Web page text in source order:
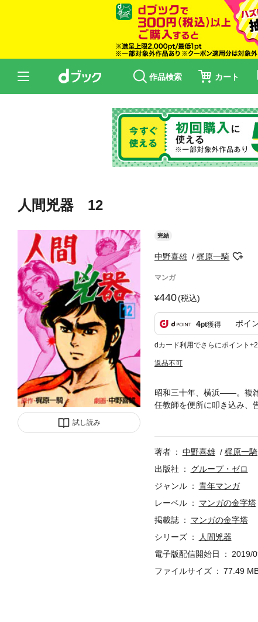
作品検索 カート
人間兇器 12
試し読み
完結
中野喜雄 梶原一騎
マンガ
440(税込)
4pt獲得 ポイ
dカード利用でさらにポイント
返品不可
昭和三十年、横浜――。複
任教師を便所に叩き込み、
したところを追ってきた
空手の師匠・大元烈山と出
身となる。それでも「人
カレスク空手ロマン、ファ
著者 中野喜雄
梶原一騎
出版社
グループ・ゼロ
ジャンル
青年マンガ
レーベル
マンガの金字塔
掲載誌
マンガの金字塔
シリーズ
人間兇器
電子版配信開始日
2019/
ファイルサイズ
77.49